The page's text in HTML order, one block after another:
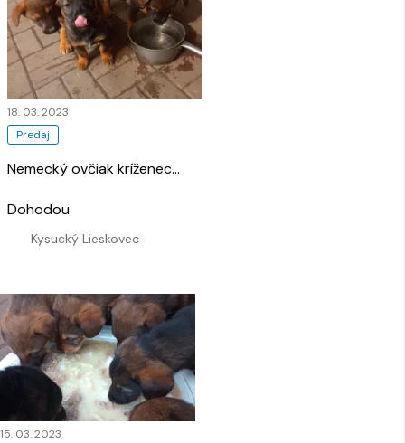
Predaj
18. 03. 2023
Nemecký ovčiak kríženec…
Kysucký Lieskovec
Dohodou
15. 03. 2023